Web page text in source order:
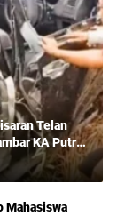
Telan
KA Putri
Mahasiswa